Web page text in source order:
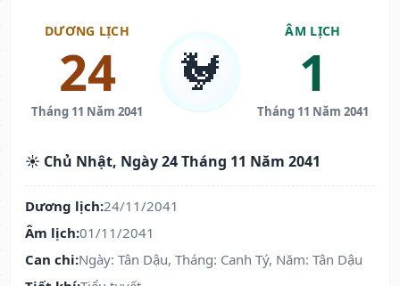
DƯƠNG LỊCH
24
Tháng 11 Năm 2041
🐓
ÂM LỊCH
1
Tháng 11 Năm 2041
☀️ Chủ Nhật, Ngày 24 Tháng 11 Năm 2041
Dương lịch:24/11/2041
Âm lịch:01/11/2041
Can chi:Ngày: Tân Dậu, Tháng: Canh Tý, Năm: Tân Dậu